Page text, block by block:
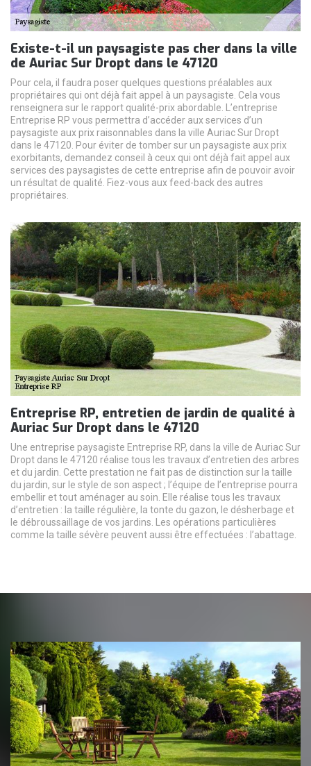
Existe-t-il un paysagiste pas cher dans la ville
de Auriac Sur Dropt dans le 47120
Pour cela, il faudra poser quelques questions préalables aux
propriétaires qui ont déjà fait appel à un paysagiste. Cela vous
renseignera sur le rapport qualité-prix abordable. L’entreprise
Entreprise RP vous permettra d’accéder aux services d’un
paysagiste aux prix raisonnables dans la ville Auriac Sur Dropt
dans le 47120. Pour éviter de tomber sur un paysagiste aux prix
exorbitants, demandez conseil à ceux qui ont déjà fait appel aux
services des paysagistes de cette entreprise afin de pouvoir avoir
un résultat de qualité. Fiez-vous aux feed-back des autres
propriétaires.
Entreprise RP, entretien de jardin de qualité à
Auriac Sur Dropt dans le 47120
Une entreprise paysagiste Entreprise RP, dans la ville de Auriac Sur
Dropt dans le 47120 réalise tous les travaux d’entretien des arbres
et du jardin. Cette prestation ne fait pas de distinction sur la taille
du jardin, sur le style de son aspect ; l’équipe de l’entreprise pourra
embellir et tout aménager au soin. Elle réalise tous les travaux
d’entretien : la taille régulière, la tonte du gazon, le désherbage et
le débroussaillage de vos jardins. Les opérations particulières
comme la taille sévère peuvent aussi être effectuées : l’abattage.